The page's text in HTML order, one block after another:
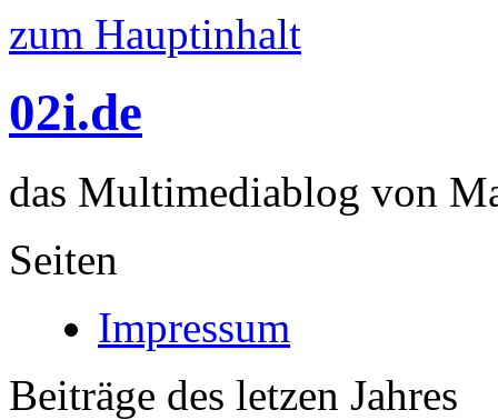
zum Hauptinhalt
02i.de
das Multimediablog von
Seiten
Impressum
Beiträge des letzen Jahres